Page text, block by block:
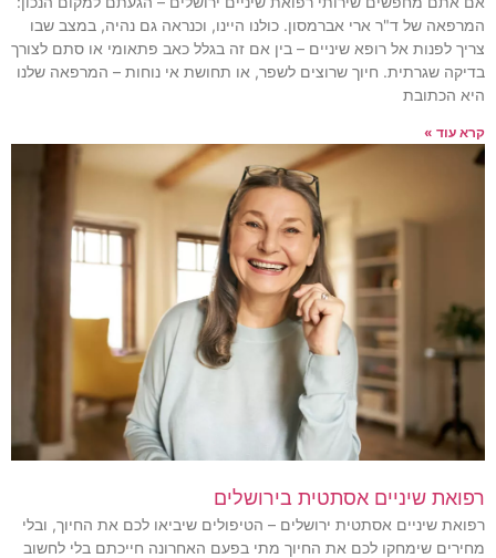
המרפאה של ד"ר ארי אברמסון. כולנו היינו, וכנראה גם נהיה, במצב שבו
צריך לפנות אל רופא שיניים – בין אם זה בגלל כאב פתאומי או סתם לצורך
בדיקה שגרתית. חיוך שרוצים לשפר, או תחושת אי נוחות – המרפאה שלנו
היא הכתובת
קרא עוד »
רפואת שיניים אסתטית בירושלים
רפואת שיניים אסתטית ירושלים – הטיפולים שיביאו לכם את החיוך, ובלי
מחירים שימחקו לכם את החיוך מתי בפעם האחרונה חייכתם בלי לחשוב